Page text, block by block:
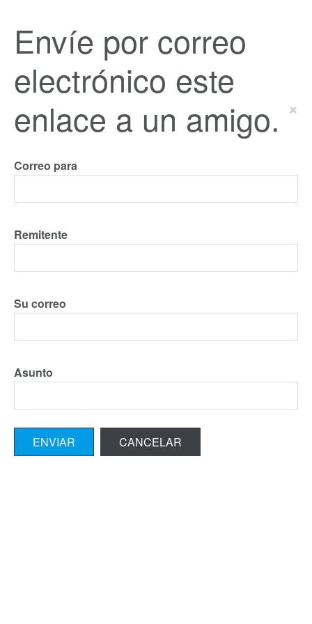
Envíe por correo
electrónico este
enlace a un amigo. ×
Correo para
Remitente
Su correo
Asunto
ENVIAR CANCELAR